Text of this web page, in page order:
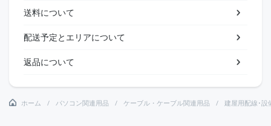
送料について
配送予定とエリアについて
返品について
ホーム パソコン関連用品 ケーブル・ケーブル関連用品 建屋用配線･設